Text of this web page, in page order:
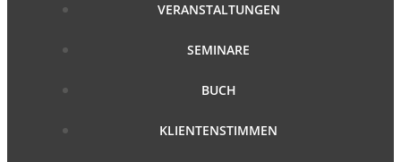
VERANSTALTUNGEN
SEMINARE
BUCH
KLIENTENSTIMMEN